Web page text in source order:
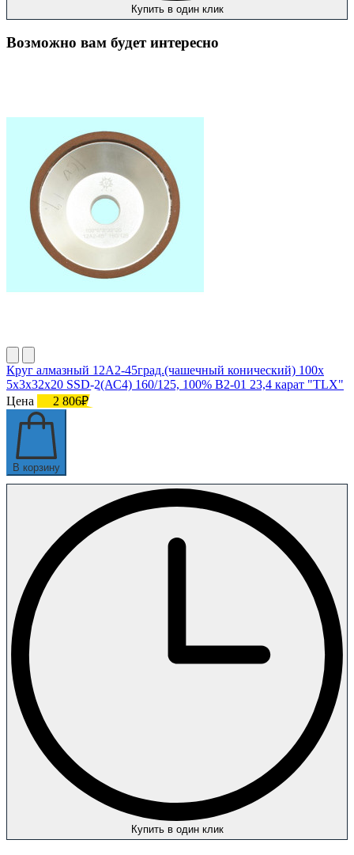
Купить в один клик
Возможно вам будет интересно
Круг алмазный 12А2-45град.(чашечный конический) 100х
5х3х32х20 SSD-2(АС4) 160/125, 100% В2-01 23,4 карат "TLX"
Цена
2 806₽
В корзину
Купить в один клик